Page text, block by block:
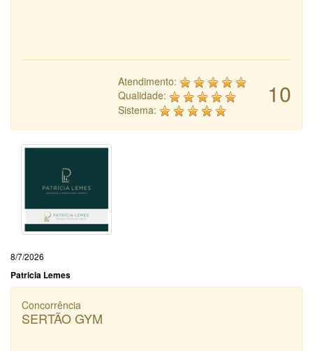
10
Atendimento:
Qualidade:
Sistema:
8/7/2026
Patricia Lemes
Concorrência
SERTÃO GYM